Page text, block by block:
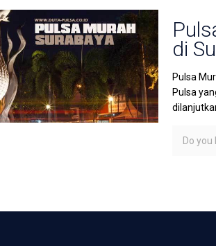
di
Pulsa
Pulsa
Do you